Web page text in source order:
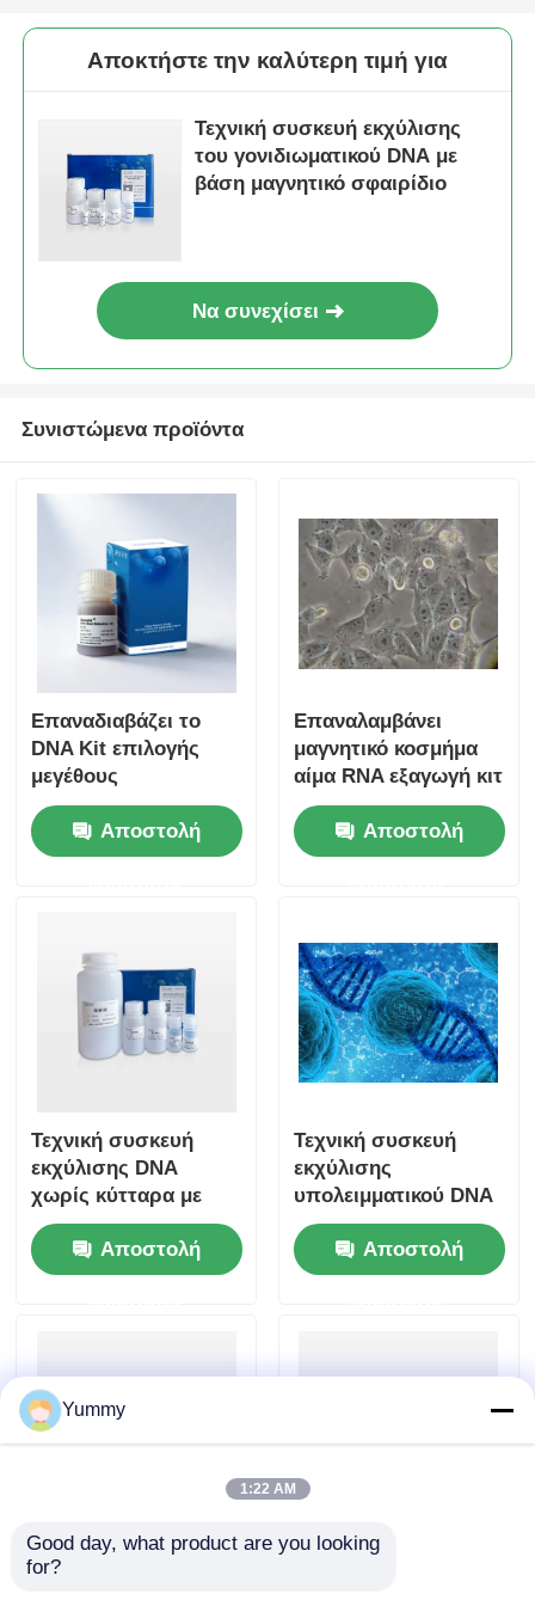
Αποκτήστε την καλύτερη τιμή για
Τεχνική συσκευή εκχύλισης
του γονιδιωματικού DNA με
βάση μαγνητικό σφαιρίδιο
Να συνεχίσει
Συνιστώμενα προϊόντα
Επαναδιαβάζει το
DNA Kit επιλογής
μεγέθους
Αποστολή
Επαναλαμβάνει
μαγνητικό κοσμήμα
αίμα RNA εξαγωγή κιτ
Αποστολή
Τεχνική συσκευή
εκχύλισης DNA
χωρίς κύτταρα με
βάση μαγνητικά
χάντρεςΑποστολή
Τεχνική συσκευή
εκχύλισης
υπολειμματικού DNA
από κύτταρα ξενιστή
με βάση μαγνητικά
μαργαριτάρια
Αποστολή
Συσκευή καθαρισμού
Mag Beads Κιτ
Yummy
1:22 AM
Good day, what product are you looking
for?